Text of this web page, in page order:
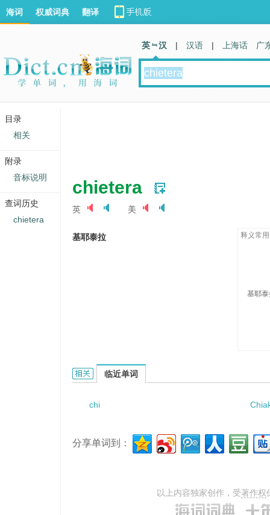
chietera
英 美
基耶泰拉 释义常
基耶
Chietera的相关资料：
临近单词
chi
分享单词到：
以上内容独家创作，受著作权
海词 权威词典 翻译
英 汉 | 汉语 | 上海话 广
目录
相关
附录
音标说明
查词历史
chietera